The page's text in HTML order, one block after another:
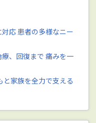
応 患者の多様なニー
、回復まで 痛みを一
と家族を全力で支える